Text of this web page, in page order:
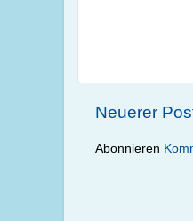
Neuerer
Abonnieren